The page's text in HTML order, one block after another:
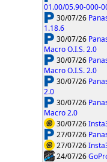
01.00/05.90-000-
30/07/26
1.18.6
30/07/26
Macro O.I.S. 2.0
30/07/26
Macro O.I.S. 2.0
30/07/26
2.0
30/07/26
Macro 2.0
30/07/26
27/07/26
27/07/26
24/07/26